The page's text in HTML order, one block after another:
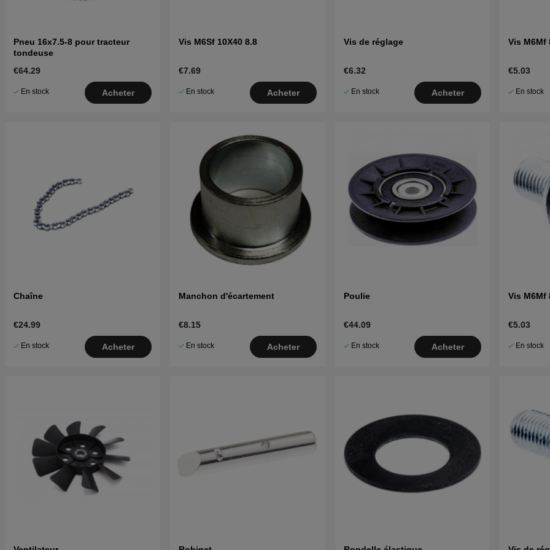
Pneu 16x7.5-8 pour tracteur
tondeuse
€64.29
En stock Acheter
Vis M6Sf 10X40 8.8
€7.69
En stock Acheter
Vis de réglage
€6.32
En stock Acheter
Vis M6Mf
€5.03
En stock
Chaîne
€24.99
En stock Acheter
Manchon d'écartement
€8.15
En stock Acheter
Poulie
€44.09
En stock Acheter
Vis M6Mf
€5.03
En stock